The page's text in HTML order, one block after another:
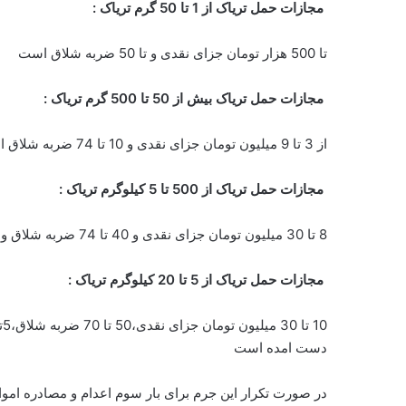
مجازات حمل تریاک از 1تا 50 گرم تریاک :
تا 500 هزار تومان جزای نقدی و تا 50 ضربه شلاق است
مجازات حمل تریاک بیش از 50 تا 500 گرم تریاک :
از 3 تا 9 میلیون تومان جزای نقدی و 10 تا 74 ضربه شلاق است
مجازات حمل تریاک از 500 تا 5 کیلوگرم تریاک :
8 تا 30 میلیون تومان جزای نقدی و 40 تا 74 ضربه شلاق و به مدت 2 تا 5 سال حبس در زندان است
مجازات حمل تریاک از 5 تا 20 کیلوگرم تریاک :
دست امده است
در صورت تکرار این جرم برای بار سوم اعدام و مصادره